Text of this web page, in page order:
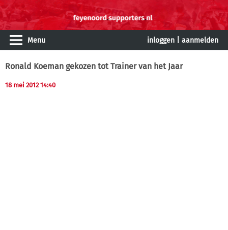
Menu inloggen aanmelden
Ronald Koeman gekozen tot Trainer van het Jaar
18 mei 2012 14:40